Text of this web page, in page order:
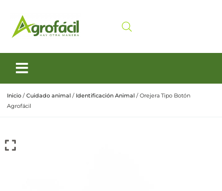
Inicio / Cuidado animal / Identificación Animal / Orejera Tipo Botón
Agrofácil